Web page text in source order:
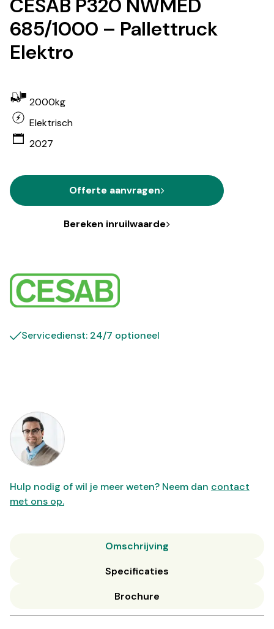
CESAB P320 NWMED
685/1000 – Pallettruck
Elektro
2000kg
Elektrisch
2027
Offerte aanvragen
Bereken inruilwaarde
Servicedienst: 24/7 optioneel
Hulp nodig of wil je meer weten? Neem dan contact
met ons op.
Omschrijving
Specificaties
Brochure